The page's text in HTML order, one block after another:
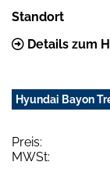
Standort
Details zum
Hyundai Bayon
Preis:
MWSt: